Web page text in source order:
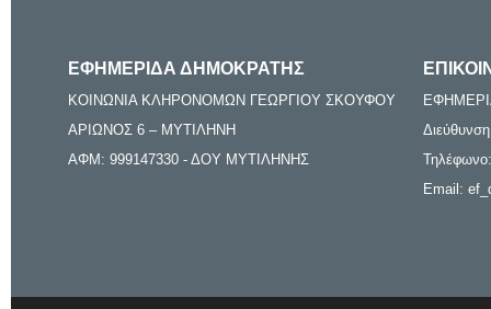
ΕΦΗΜΕΡΙΔΑ ΔΗΜΟΚΡΑΤΗΣ
ΚΟΙΝΩΝΙΑ ΚΛΗΡΟΝΟΜΩΝ ΓΕΩΡΓΙΟΥ ΣΚΟΥΦΟΥ
ΑΡΙΩΝΟΣ 6 – ΜΥΤΙΛΗΝΗ
ΑΦΜ: 999147330 - ΔΟΥ ΜΥΤΙΛΗΝΗΣ
Email: